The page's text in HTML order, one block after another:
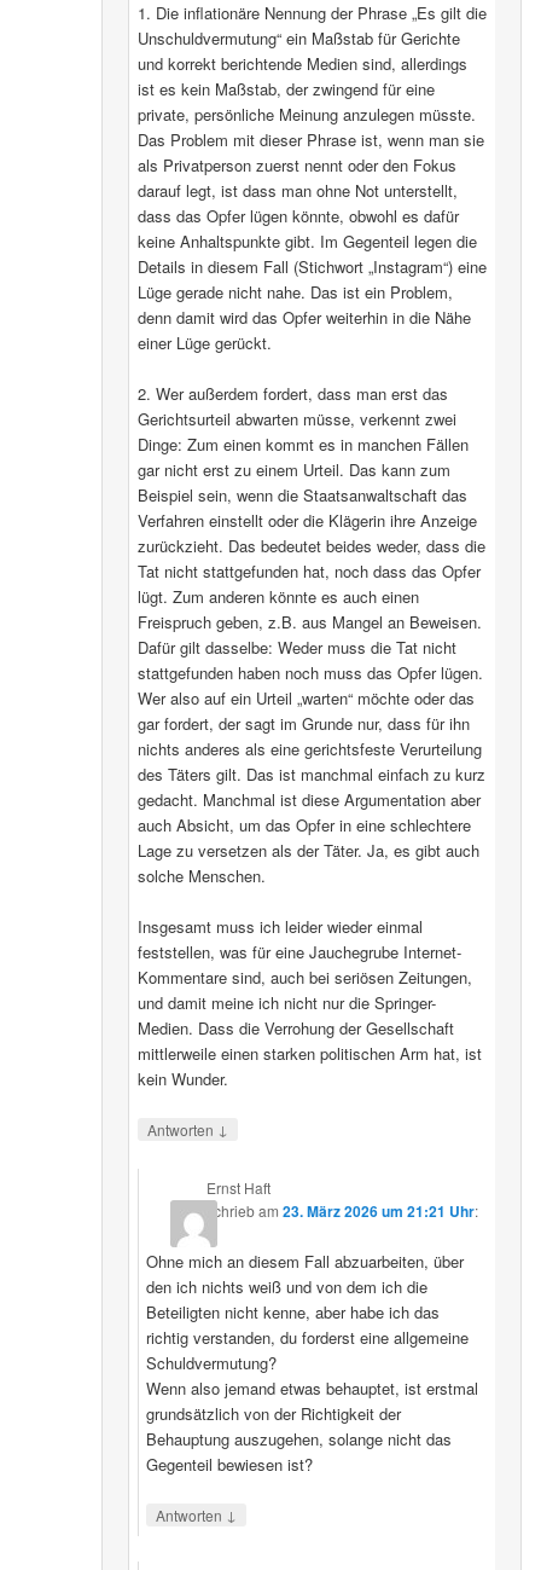
1. Die inflationäre Nennung der Phrase „Es gilt die
Unschuldvermutung“ ein Maßstab für Gerichte
und korrekt berichtende Medien sind, allerdings
ist es kein Maßstab, der zwingend für eine
private, persönliche Meinung anzulegen müsste.
Das Problem mit dieser Phrase ist, wenn man sie
als Privatperson zuerst nennt oder den Fokus
darauf legt, ist dass man ohne Not unterstellt,
dass das Opfer lügen könnte, obwohl es dafür
keine Anhaltspunkte gibt. Im Gegenteil legen die
Details in diesem Fall (Stichwort „Instagram“) eine
Lüge gerade nicht nahe. Das ist ein Problem,
denn damit wird das Opfer weiterhin in die Nähe
einer Lüge gerückt.
2. Wer außerdem fordert, dass man erst das
Gerichtsurteil abwarten müsse, verkennt zwei
Dinge: Zum einen kommt es in manchen Fällen
gar nicht erst zu einem Urteil. Das kann zum
Beispiel sein, wenn die Staatsanwaltschaft das
Verfahren einstellt oder die Klägerin ihre Anzeige
zurückzieht. Das bedeutet beides weder, dass die
Tat nicht stattgefunden hat, noch dass das Opfer
lügt. Zum anderen könnte es auch einen
Freispruch geben, z.B. aus Mangel an Beweisen.
Dafür gilt dasselbe: Weder muss die Tat nicht
stattgefunden haben noch muss das Opfer lügen.
Wer also auf ein Urteil „warten“ möchte oder das
gar fordert, der sagt im Grunde nur, dass für ihn
nichts anderes als eine gerichtsfeste Verurteilung
des Täters gilt. Das ist manchmal einfach zu kurz
gedacht. Manchmal ist diese Argumentation aber
auch Absicht, um das Opfer in eine schlechtere
Lage zu versetzen als der Täter. Ja, es gibt auch
solche Menschen.
Insgesamt muss ich leider wieder einmal
feststellen, was für eine Jauchegrube Internet-
Kommentare sind, auch bei seriösen Zeitungen,
und damit meine ich nicht nur die Springer-
Medien. Dass die Verrohung der Gesellschaft
mittlerweile einen starken politischen Arm hat, ist
kein Wunder.
Antworten ↓
Ernst Haft
schriebam23. März 2026 um 21:21 Uhr:
Ohne mich an diesem Fall abzuarbeiten, über
den ich nichts weiß und von dem ich die
Beteiligten nicht kenne, aber habe ich das
richtig verstanden, du forderst eine allgemeine
Schuldvermutung?
Wenn also jemand etwas behauptet, ist erstmal
grundsätzlich von der Richtigkeit der
Behauptung auszugehen, solange nicht das
Gegenteil bewiesen ist?
Antworten ↓